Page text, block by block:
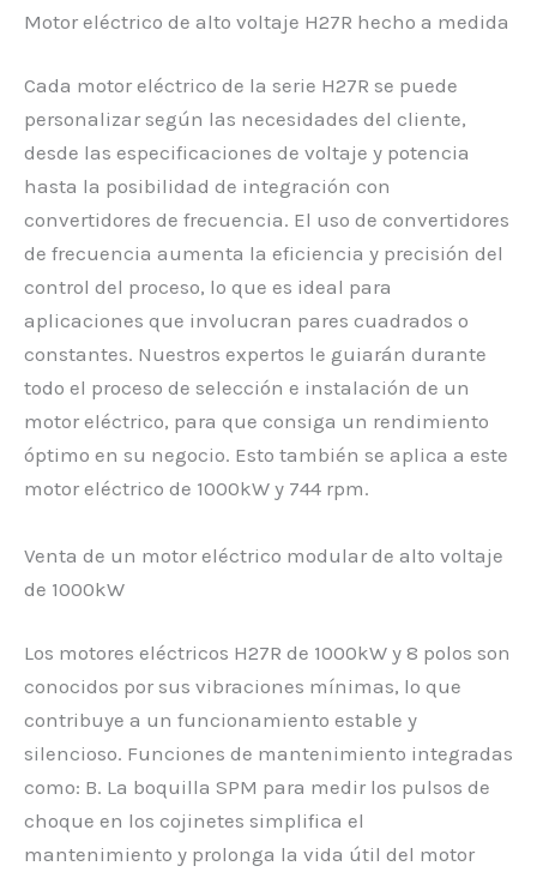
Motor eléctrico de alto voltaje H27R hecho a medida
Cada motor eléctrico de la serie H27R se puede
personalizar según las necesidades del cliente,
desde las especificaciones de voltaje y potencia
hasta la posibilidad de integración con
convertidores de frecuencia. El uso de convertidores
de frecuencia aumenta la eficiencia y precisión del
control del proceso, lo que es ideal para
aplicaciones que involucran pares cuadrados o
constantes. Nuestros expertos le guiarán durante
todo el proceso de selección e instalación de un
motor eléctrico, para que consiga un rendimiento
óptimo en su negocio. Esto también se aplica a este
motor eléctrico de 1000kW y 744 rpm.
Venta de un motor eléctrico modular de alto voltaje
de 1000kW
Los motores eléctricos H27R de 1000kW y 8 polos son
conocidos por sus vibraciones mínimas, lo que
contribuye a un funcionamiento estable y
silencioso. Funciones de mantenimiento integradas
como: B. La boquilla SPM para medir los pulsos de
choque en los cojinetes simplifica el
mantenimiento y prolonga la vida útil del motor